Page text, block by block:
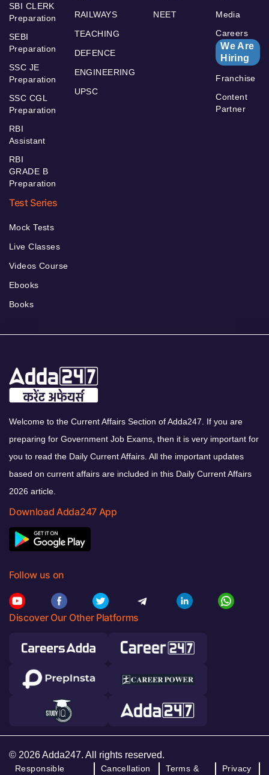
SBI CLERK
Preparation
SEBI
Preparation
SSC JE
Preparation
SSC CGL
Preparation
RBI
Assistant
RBI
GRADE B
Preparation
RAILWAYS
TEACHING
DEFENCE
ENGINEERING
UPSC
NEET
Media
Careers
We Are
Hiring
Franchise
Content
Partner
Test Series
Mock Tests
Live Classes
Videos Course
Ebooks
Books
Welcome to the Current Affairs Section of Adda247. If you are
preparing for Government Job Exams, then it is very important for
you to read the Daily Current Affairs. All the important updates
based on current affairs are included in this Daily Current Affairs
2026 article.
Download Adda247 App
Follow us on
Discover Our Other Platforms
© 2026 Adda247. All rights reserved.
Responsible Cancellation Terms & Privacy